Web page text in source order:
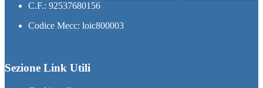
C.F.: 92537680156
Codice Mecc: loic800003
Sezione Link Utili